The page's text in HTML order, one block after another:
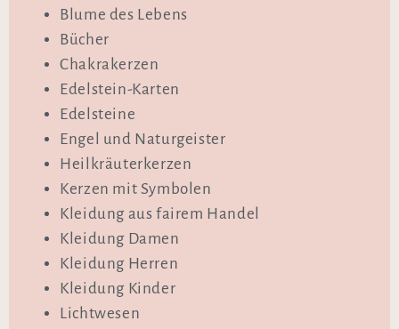
Blume des Lebens
Bücher
Chakrakerzen
Edelstein-Karten
Edelsteine
Engel und Naturgeister
Heilkräuterkerzen
Kerzen mit Symbolen
Kleidung aus fairem Handel
Kleidung Damen
Kleidung Herren
Kleidung Kinder
Lichtwesen